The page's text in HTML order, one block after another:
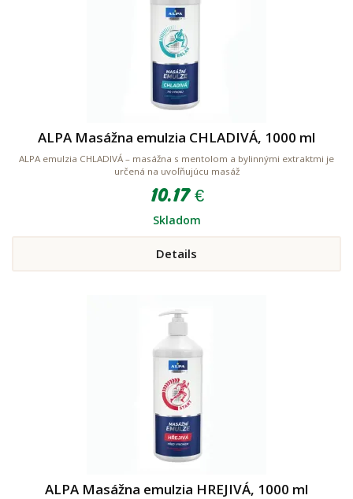
ALPA Masážna emulzia CHLADIVÁ, 1000 ml
ALPA emulzia CHLADIVÁ – masážna s mentolom a bylinnými extraktmi je
určená na uvoľňujúcu masáž
10.17 €
Skladom
Details
ALPA Masážna emulzia HREJIVÁ, 1000 ml